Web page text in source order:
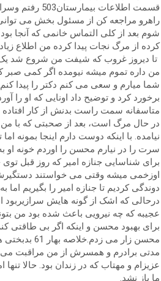
قسمت
راهرو مراجعه کن از مسئول بخش می
شوم بعد از کلی التماس خانمی که آنجا
کرده از مرگ نجات پیدا کرده من اطلاع
تا دیروز غروب که شیفت من شروع شد
من داره تموم میشه نیومده اگر کمی صبر
شما میارم و سعی می کنم دکتر را پیدا
برخورد کرد و توضیح داد اونایی که او را
متاسفانه سمت راست بدنش از کار
در حال مرگ است، بعد از صحبتی که با من
نیامده. با اینکه دوست دارم اینجا بمونه
سرت را در نیارم محسن را اوردم خونه
برای شناسایی جنازه امیر که روز قبل
اوزخمی میشه وقتی می خواستند
دوندگی کردیم تا جنازه امیر را بگیریم
درحالی که اشک از گونه هایش
عجیبه که چه نیرویی باعث شده بود من
برای بهبود محسن و اینکه اگر بی طاقتی
محسن زار
مدتی برادرم و همسرش از من مراقبت می
عزیزام و مهتاب که در زندان بود. حالا
ما باز نشد.